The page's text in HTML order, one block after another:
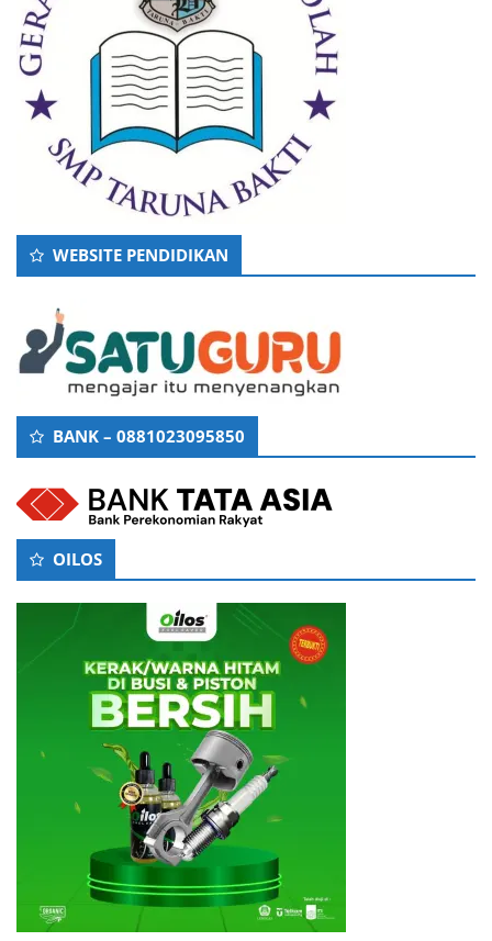
WEBSITE PENDIDIKAN
BANK – 0881023095850
OILOS